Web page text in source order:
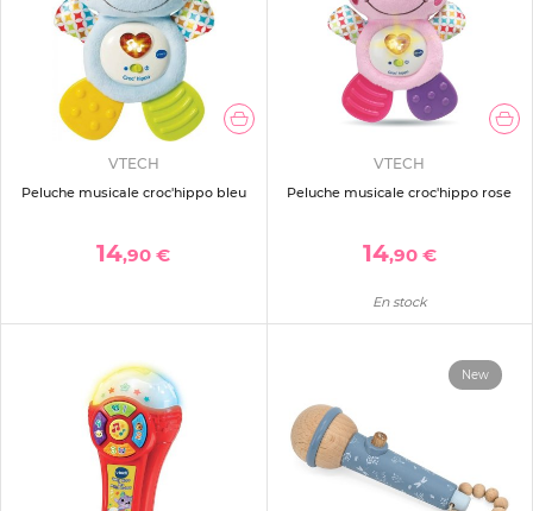
VTECH
Peluche musicale croc'hippo bleu
14,90 €
VTECH
Peluche musicale croc'hippo rose
14,90 €
En stock
New